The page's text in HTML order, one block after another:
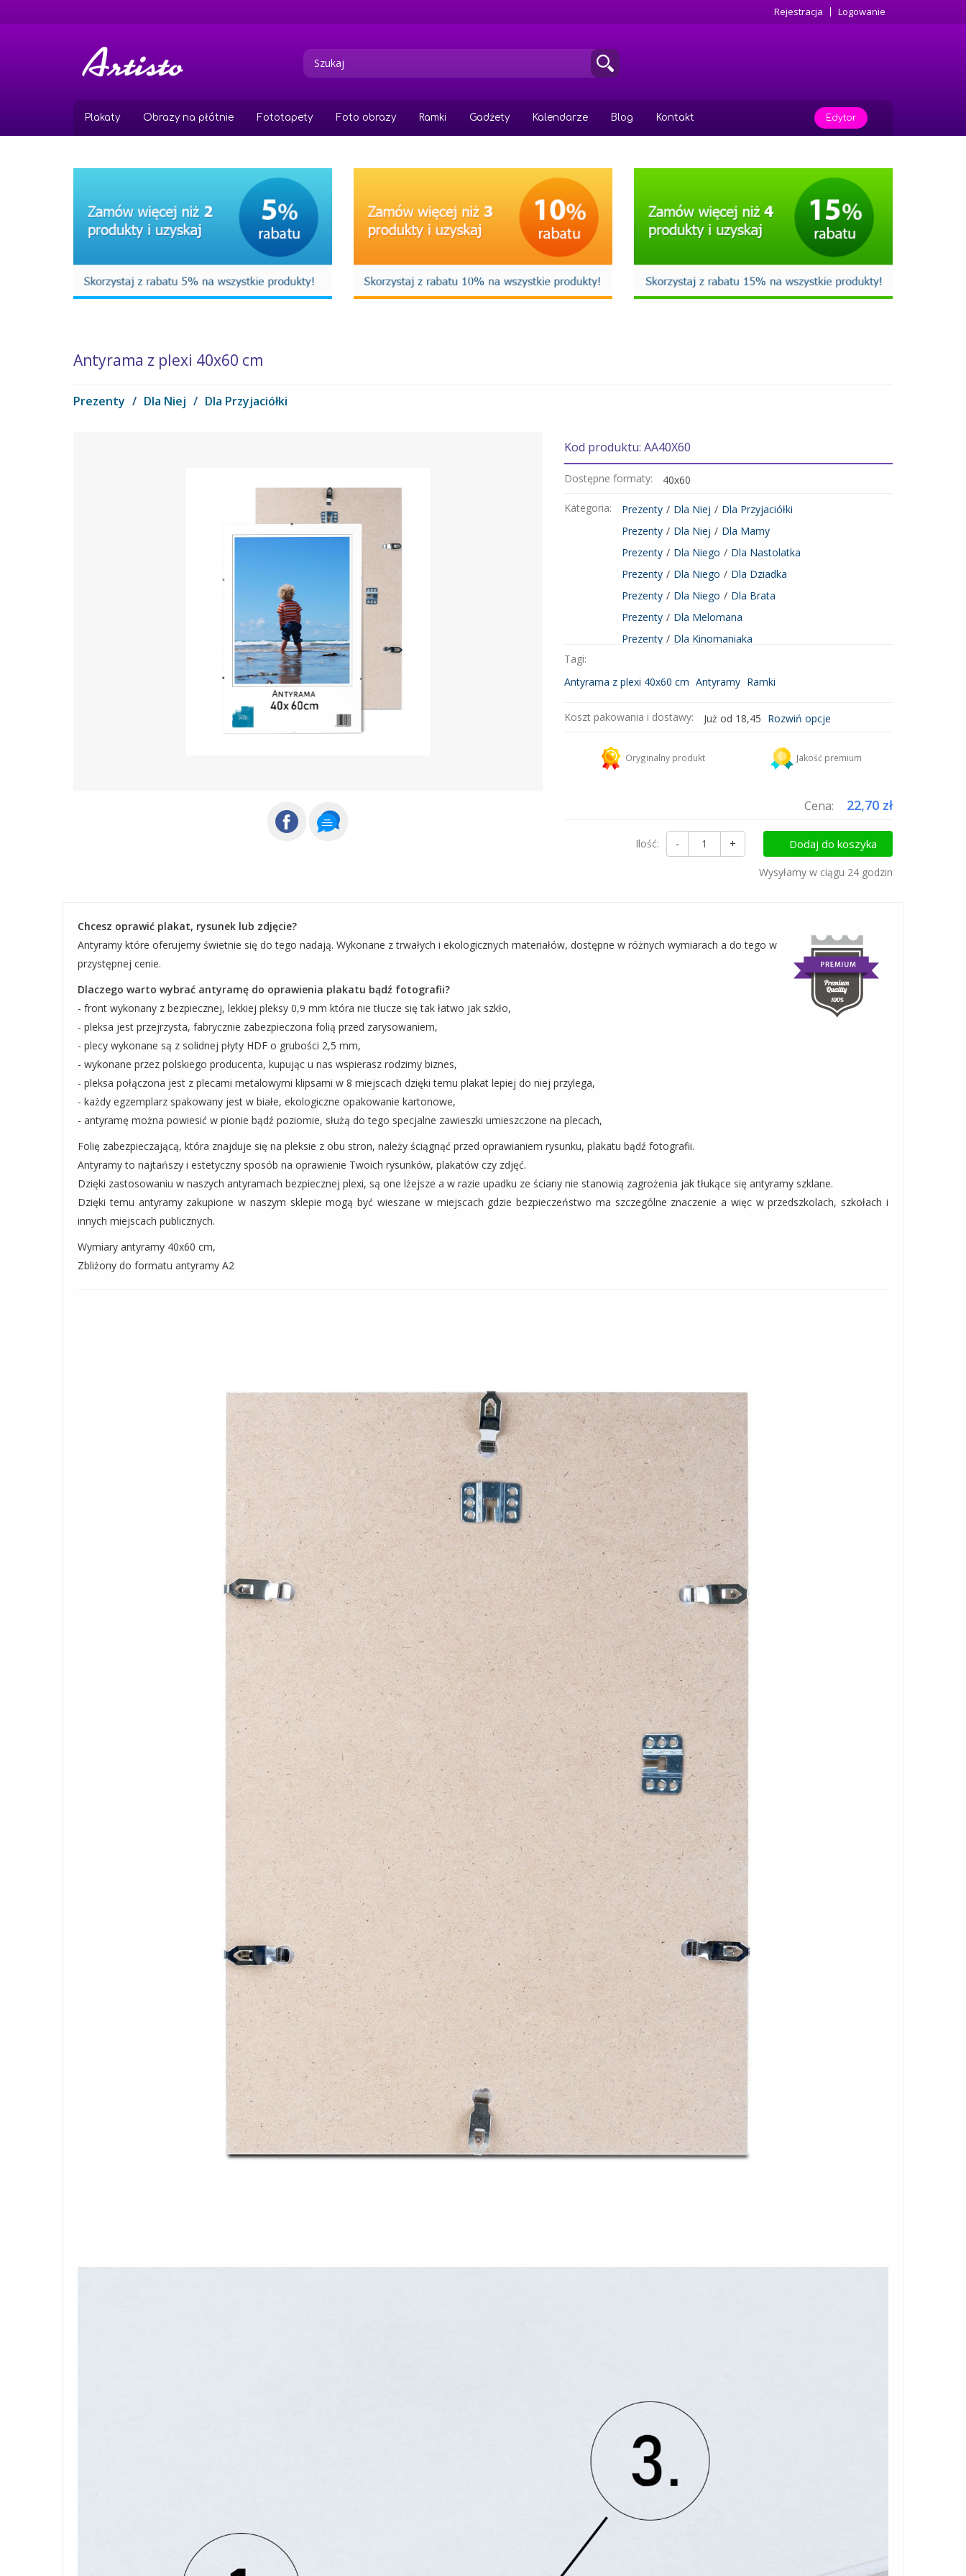
do
Rejestracja Logowanie
Plakaty Obrazy na płótnie Fototapety Foto obrazy Ramki Gadżety Kalendarze Blog Kontakt Edytor
Antyrama z plexi 40x60 cm
Prezenty / Dla Niej / Dla Przyjaciółki
Kod produktu: AA40X60
Dostępne formaty: 40x60
Kategoria: Prezenty / Dla Niej / Dla Przyjaciółki
Prezenty / Dla Niej / Dla Mamy
Prezenty / Dla Niego / Dla Nastolatka
Prezenty / Dla Niego / Dla Dziadka
Prezenty / Dla Niego / Dla Brata
Prezenty / Dla Melomana
Prezenty / Dla Kinomaniaka
Tagi:
Antyrama z plexi 40x60 cm Antyramy Ramki
Koszt pakowania i dostawy: Już od 18,45 Rozwiń opcje
Kurier DHL
Dodaj więcej produktów do koszyka i zapłać za wysyłkę tylko raz!
Oryginalny produkt Jakość premium
Cena: 22,70 zł
Dodaj do koszyka
Ilość: - +
Wysyłamy w ciągu 24 godzin
Chcesz oprawić plakat, rysunek lub zdjęcie?
Antyramy które oferujemy świetnie się do tego nadają. Wykonane z trwałych i ekologicznych materiałów, dostępne w różnych wymiarach a do tego w
przystępnej cenie.
Dlaczego warto wybrać antyramę do oprawienia plakatu bądź fotografii?
- front wykonany z bezpiecznej, lekkiej pleksy 0,9 mm która nie tłucze się tak łatwo jak szkło,
- pleksa jest przejrzysta, fabrycznie zabezpieczona folią przed zarysowaniem,
- plecy wykonane są z solidnej płyty HDF o grubości 2,5 mm,
- wykonane przez polskiego producenta, kupując u nas wspierasz rodzimy biznes,
- pleksa połączona jest z plecami metalowymi klipsami w 8 miejscach dzięki temu plakat lepiej do niej przylega,
- każdy egzemplarz spakowany jest w białe, ekologiczne opakowanie kartonowe,
- antyramę można powiesić w pionie bądź poziomie, służą do tego specjalne zawieszki umieszczone na plecach,
Folię zabezpieczającą, która znajduje się na pleksie z obu stron, należy ściągnąć przed oprawianiem rysunku, plakatu bądź fotografii.
Antyramy to najtańszy i estetyczny sposób na oprawienie Twoich rysunków, plakatów czy zdjęć.
Dzięki zastosowaniu w naszych antyramach bezpiecznej plexi, są one lżejsze a w razie upadku ze ściany nie stanowią zagrożenia jak tłukące się antyramy szklane.
Dzięki temu antyramy zakupione w naszym sklepie mogą być wieszane w miejscach gdzie bezpieczeństwo ma szczególne znaczenie a więc w przedszkolach, szkołach i
innych miejscach publicznych.
Wymiary antyramy 40x60 cm,
Zbliżony do formatu antyramy A2